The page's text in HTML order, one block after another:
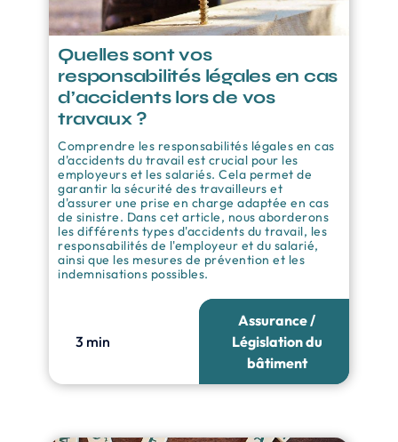
Quelles sont vos
responsabilités légales en cas
d’accidents lors de vos
travaux ?
Comprendre les responsabilités légales en cas
d'accidents du travail est crucial pour les
employeurs et les salariés. Cela permet de
garantir la sécurité des travailleurs et
d'assurer une prise en charge adaptée en cas
de sinistre. Dans cet article, nous aborderons
les différents types d'accidents du travail, les
responsabilités de l'employeur et du salarié,
ainsi que les mesures de prévention et les
indemnisations possibles.
3 min
Assurance /
Législation du
bâtiment